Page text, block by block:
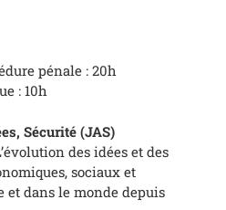
pénale : 20h
: 10h
Sécurité (JAS)
des idées et des
sociaux et
et dans le monde depuis